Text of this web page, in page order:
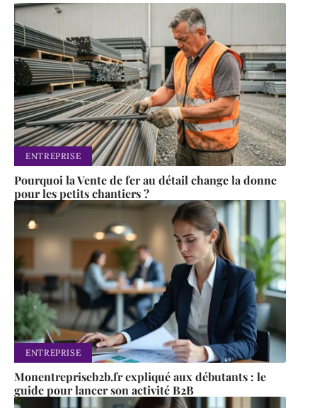
ENTREPRISE
Pourquoi la Vente de fer au détail change la donne
pour les petits chantiers ?
ENTREPRISE
Monentrepriseb2b.fr expliqué aux débutants : le
guide pour lancer son activité B2B